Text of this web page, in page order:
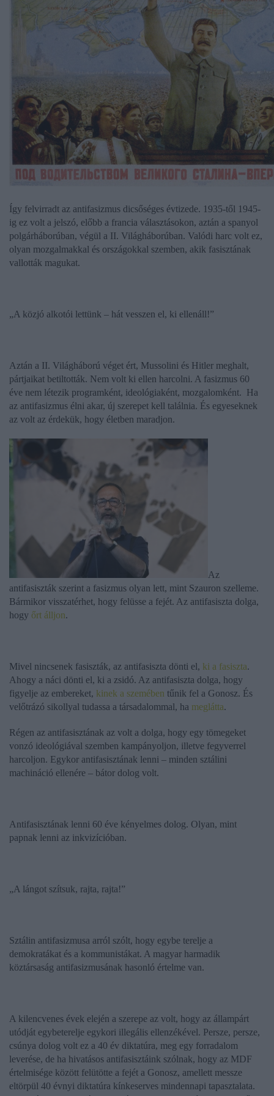
Így felvirradt az antifasizmus dicsőséges évtizede. 1935-től 1945-
ig ez volt a jelszó, előbb a francia választásokon, aztán a spanyol
polgárháborúban, végül a II. Világháborúban. Valódi harc volt ez,
olyan mozgalmakkal és országokkal szemben, akik fasisztának
vallották magukat.
„A közjó alkotói lettünk – hát vesszen el, ki ellenáll!”
Aztán a II. Világháború véget ért, Mussolini és Hitler meghalt,
pártjaikat betiltották. Nem volt ki ellen harcolni. A fasizmus 60
éve nem létezik programként, ideológiaként, mozgalomként. Ha
az antifasizmus élni akar, új szerepet kell találnia. És egyeseknek
az volt az érdekük, hogy életben maradjon.
Az
antifasiszták szerint a fasizmus olyan lett, mint Szauron szelleme.
Bármikor visszatérhet, hogy felüsse a fejét. Az antifasiszta dolga,
hogy őrt álljon.
Mivel nincsenek fasiszták, az antifasiszta dönti el, ki a fasiszta.
Ahogy a náci dönti el, ki a zsidó. Az antifasiszta dolga, hogy
figyelje az embereket, kinek a szemében tűnik fel a Gonosz. És
velőtrázó sikollyal tudassa a társadalommal, ha meglátta.
Régen az antifasisztának az volt a dolga, hogy egy tömegeket
vonzó ideológiával szemben kampányoljon, illetve fegyverrel
harcoljon. Egykor antifasisztának lenni – minden sztálini
machináció ellenére – bátor dolog volt.
Antifasisztának lenni 60 éve kényelmes dolog. Olyan, mint
papnak lenni az inkvizícióban.
„A lángot szítsuk, rajta, rajta!”
Sztálin antifasizmusa arról szólt, hogy egybe terelje a
demokratákat és a kommunistákat. A magyar harmadik
köztársaság antifasizmusának hasonló értelme van.
A kilencvenes évek elején a szerepe az volt, hogy az állampárt
utódját egybeterelje egykori illegális ellenzékével. Persze, persze,
csúnya dolog volt ez a 40 év diktatúra, meg egy forradalom
leverése, de ha hivatásos antifasisztáink szólnak, hogy az MDF
értelmisége között felütötte a fejét a Gonosz, amellett messze
eltörpül 40 évnyi diktatúra kínkeserves mindennapi tapasztalata.